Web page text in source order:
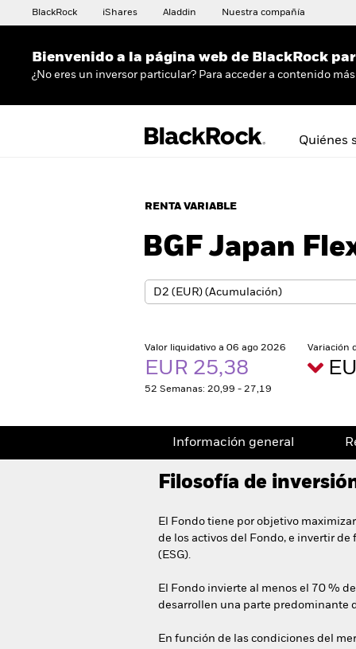
BlackRock iShares Aladdin Nuestra compañía
Bienvenido a la página web de BlackRock
¿No eres un inversor particular? Para acceder a contenido
Quiénes
RENTA VARIABLE
BGF Japan
Valor liquidativo a 06 ago 2026
EUR 25,38
52 Semanas: 20,99 - 27,19
Variación
Información general
Filosofía de
El Fondo tiene por objetivo
de los activos del Fondo, e invertir
(ESG).
El Fondo invierte al menos el 70 %
desarrollen una parte predominante
En función de las condiciones del